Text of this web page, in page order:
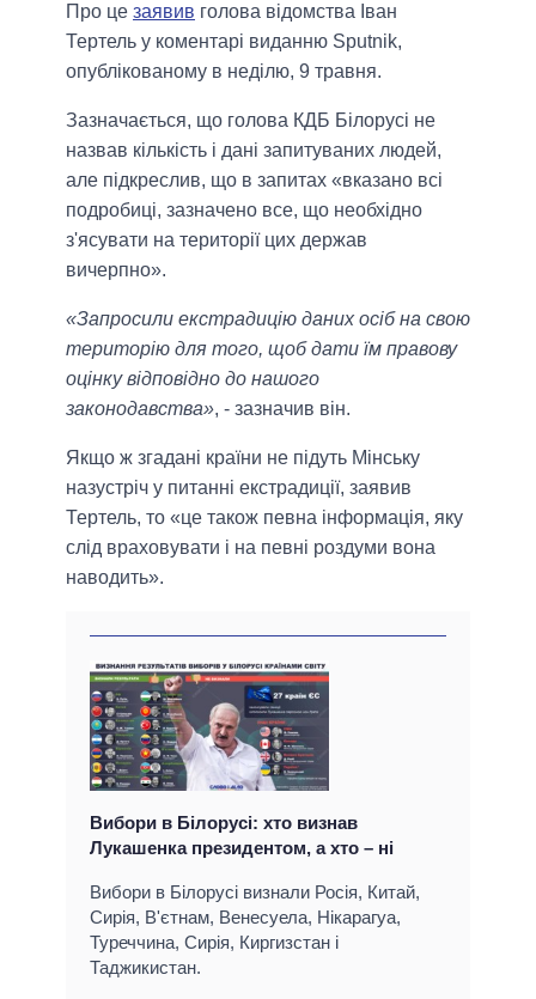
Про це заявив голова відомства Іван
Тертель у коментарі виданню Sputnik,
опублікованому в неділю, 9 травня.
Зазначається, що голова КДБ Білорусі не
назвав кількість і дані запитуваних людей,
але підкреслив, що в запитах «вказано всі
подробиці, зазначено все, що необхідно
з'ясувати на території цих держав
вичерпно».
«Запросили екстрадицію даних осіб на свою
територію для того, щоб дати їм правову
оцінку відповідно до нашого
законодавства», - зазначив він.
Якщо ж згадані країни не підуть Мінську
назустріч у питанні екстрадиції, заявив
Тертель, то «це також певна інформація, яку
слід враховувати і на певні роздуми вона
наводить».
Вибори в Білорусі: хто визнав
Лукашенка президентом, а хто – ні
Вибори в Білорусі визнали Росія, Китай,
Сирія, В'єтнам, Венесуела, Нікарагуа,
Туреччина, Сирія, Киргизстан і
Таджикистан.